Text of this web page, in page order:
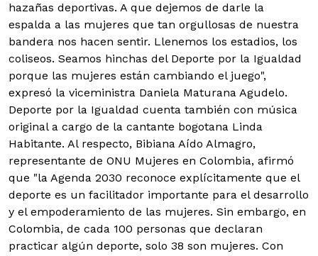
hazañas deportivas. A que dejemos de darle la
espalda a las mujeres que tan orgullosas de nuestra
bandera nos hacen sentir. Llenemos los estadios, los
coliseos. Seamos hinchas del Deporte por la Igualdad
porque las mujeres están cambiando el juego",
expresó la viceministra Daniela Maturana Agudelo.
Deporte por la Igualdad cuenta también con música
original a cargo de la cantante bogotana Linda
Habitante. Al respecto, Bibiana Aído Almagro,
representante de ONU Mujeres en Colombia, afirmó
que "la Agenda 2030 reconoce explícitamente que el
deporte es un facilitador importante para el desarrollo
y el empoderamiento de las mujeres. Sin embargo, en
Colombia, de cada 100 personas que declaran
practicar algún deporte, solo 38 son mujeres. Con